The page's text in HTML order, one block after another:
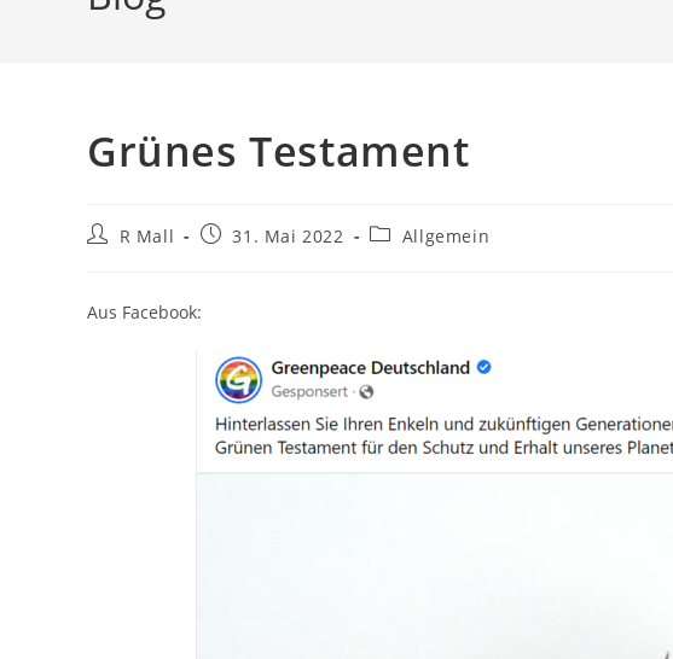
Grünes Testament
Beitrags-
R Mall
Beitrag31. Mai 2022
Beitrags-
Allgemein
Aus Facebook: